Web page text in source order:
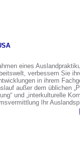
eines
verbessern Sie
in ihrem
außer dem üblichen
und „interkulturelle
Ihr